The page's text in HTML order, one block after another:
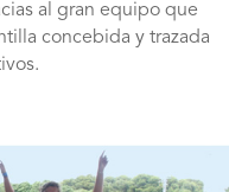
al gran equipo que
concebida y trazada